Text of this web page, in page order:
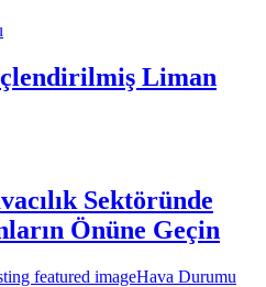
Liman
Sektöründe
Önüne Geçin
Hava Durumu